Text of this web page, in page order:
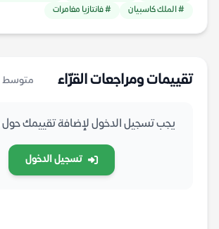
# الملك كاسبيان
# فانتازيا مغامرات
تقييمات ومراجعات القرّاء متوسط
يجب تسجيل الدخول لإضافة تقييمك حول
تسجيل الدخول